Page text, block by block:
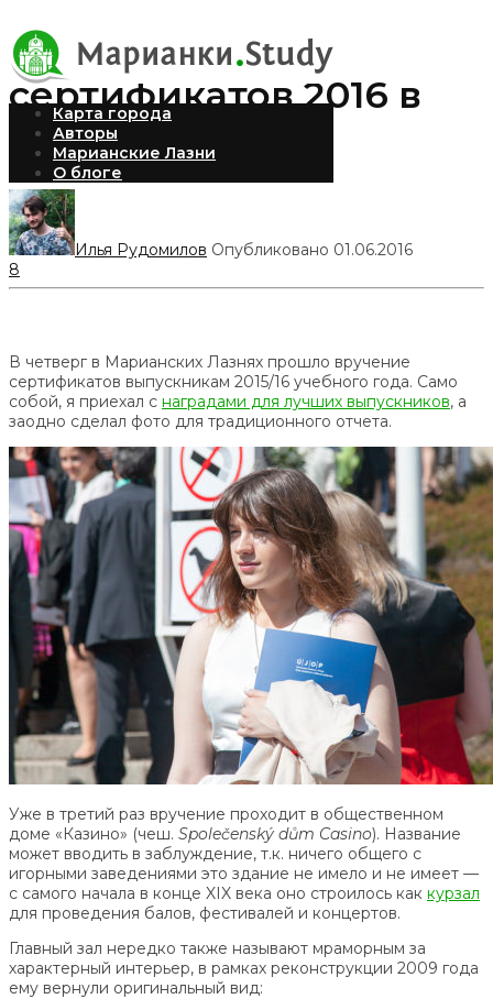
Карта города
Авторы
Марианские Лазни
О блоге
Вручение
сертификатов 2016 в
Марианках
Илья Рудомилов Опубликовано 01.06.2016
8
В четверг в Марианских Лазнях прошло вручение
сертификатов выпускникам 2015/16 учебного года. Само
собой, я приехал с наградами для лучших выпускников, а
заодно сделал фото для традиционного отчета.
Уже в третий раз вручение проходит в общественном
доме «Казино» (чеш. Společenský dům Casino). Название
может вводить в заблуждение, т.к. ничего общего с
игорными заведениями это здание не имело и не имеет —
с самого начала в конце XIX века оно строилось как курзал
для проведения балов, фестивалей и концертов.
Главный зал нередко также называют мраморным за
характерный интерьер, в рамках реконструкции 2009 года
ему вернули оригинальный вид: